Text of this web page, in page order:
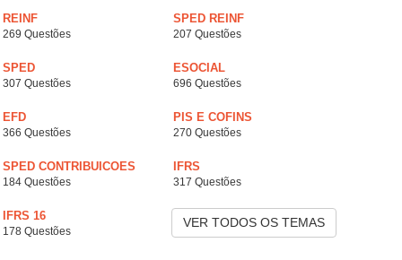
REINF
269 Questões
SPED REINF
207 Questões
SPED
307 Questões
ESOCIAL
696 Questões
EFD
366 Questões
PIS E COFINS
270 Questões
SPED CONTRIBUICOES
184 Questões
IFRS
317 Questões
IFRS 16
178 Questões
VER TODOS OS TEMAS